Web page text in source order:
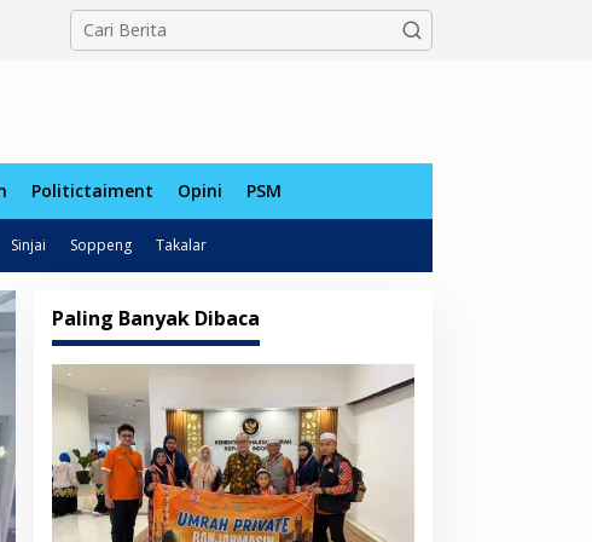
Politictaiment Opini PSM
Sinjai Soppeng Takalar
Paling Banyak Dibaca